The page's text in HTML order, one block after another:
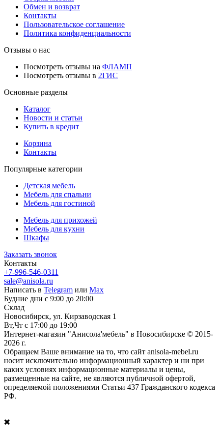
Обмен и возврат
Контакты
Пользовательское соглашение
Политика конфиденциальности
Отзывы о нас
Посмотреть отзывы на ФЛАМП
Посмотреть отзывы в 2ГИС
Основные разделы
Каталог
Новости и статьи
Купить в кредит
Корзина
Контакты
Популярные категории
Детская мебель
Мебель для спальни
Мебель для гостиной
Мебель для прихожей
Мебель для кухни
Шкафы
Заказать звонок
Контакты
+7-996-546-0311
sale@anisola.ru
Написать в Telegram или Max
Будние дни с 9:00 до 20:00
Склад
Новосибирск, ул. Кирзаводская 1
Вт,Чт с 17:00 до 19:00
Интернет-магазин "Анисола'мебель" в Новосибирске © 2015-
2026 г.
Обращаем Ваше внимание на то, что сайт anisola-mebel.ru
носит исключительно информационный характер и ни при
каких условиях информационные материалы и цены,
размещенные на сайте, не являются публичной офертой,
определяемой положениями Статьи 437 Гражданского кодекса
РФ.